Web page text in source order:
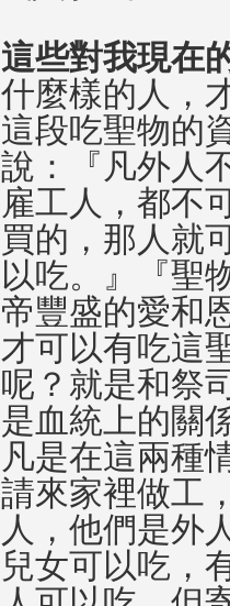
這些對我現在
什麼樣的人，
這段吃聖物的
說：『凡外人
雇工人，都不
買的，那人就
以吃。』『聖
帝豐盛的愛和
才可以有吃這
呢？就是和祭
是血統上的關
凡是在這兩種
請來家裡做工
人，他們是外
兒女可以吃，